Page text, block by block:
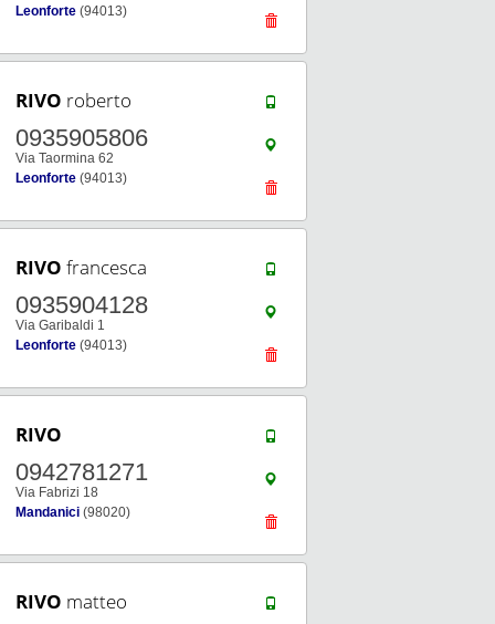
Leonforte (94013)
RIVO roberto
0935905806
Via Taormina 62
Leonforte (94013)
RIVO francesca
0935904128
Via Garibaldi 1
Leonforte (94013)
RIVO
0942781271
Via Fabrizi 18
Mandanici (98020)
RIVO matteo